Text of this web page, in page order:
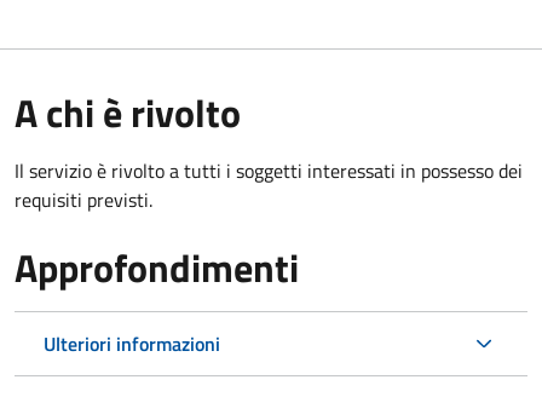
A chi è rivolto
Il servizio è rivolto a tutti i soggetti interessati in possesso dei
requisiti previsti.
Approfondimenti
Ulteriori informazioni